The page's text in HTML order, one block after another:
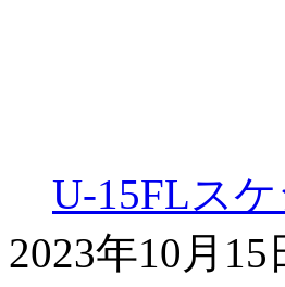
U-15FLス
2023年10月